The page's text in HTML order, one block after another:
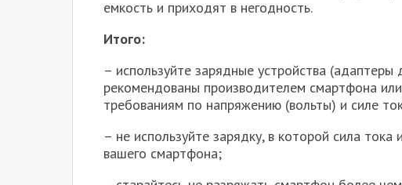
емкость и приходят в негодность.
Итого:
– используйте зарядные устройства (адаптеры
рекомендованы производителем смартфона
требованиям по напряжению (вольты) и силе
– не используйте зарядку, в которой сила
вашего смартфона;